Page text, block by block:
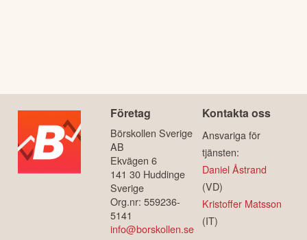
Företag
Börskollen Sverige
AB
Ekvägen 6
141 30 Huddinge
Sverige
Org.nr: 559236-
5141
info@borskollen.se
Kontakta oss
Ansvariga för
tjänsten:
Daniel Åstrand
(VD)
Kristoffer Matsson
(IT)